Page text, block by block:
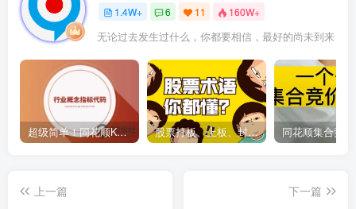
1.4W+ 6 11 160W+
无论过去发生过什么，你都要相信，最好的尚未到来
超级简单！同花顺K线界面显示行业概念指标代码图解 股票打板、上板、封板、翘板、炸板是什么意思？炒股你必须懂的暗语！
上一篇
下一篇